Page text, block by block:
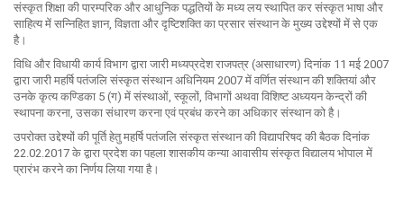
संस्कृत शिक्षा की पारम्परिक और आधुनिक पद्धतियों के मध्य लय स्थापित कर संस्कृत भाषा और
साहित्य में सन्निहित ज्ञान, विज्ञता और दृष्टिशक्ति का प्रसार संस्थान के मुख्य उद्देश्यों में से एक
है।
विधि और विधायी कार्य विभाग द्वारा जारी मध्यप्रदेश राजपत्र (असाधारण) दिनांक 11 मई 2007
द्वारा जारी महर्षि पतंजलि संस्कृत संस्थान अधिनियम 2007 में वर्णित संस्थान की शक्तियां और
उनके कृत्य कण्डिका 5 (ग) में संस्थाओं, स्कूलों, विभागों अथवा विशिष्ट अध्ययन केन्द्रों की
स्थापना करना, उसका संधारण करना एवं प्रबंध करने का अधिकार संस्थान को है।
उपरोक्त उद्देश्यों की पूर्ति हेतु महर्षि पतंजलि संस्कृत संस्थान की विद्यापरिषद की बैठक दिनांक
22.02.2017 के द्वारा प्रदेश का पहला शासकीय कन्या आवासीय संस्कृत विद्यालय भोपाल में
प्रारंभ करने का निर्णय लिया गया है।